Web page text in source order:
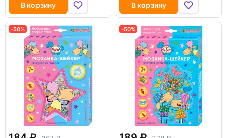
В корзину В корзину
-50% -50%